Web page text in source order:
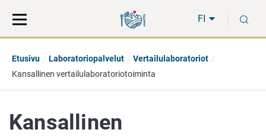
suoraan
sisältöön
koko
sivuston
FI
Etusivu Laboratoriopalvelut
Vertailulaboratoriot
Kansallinen vertailulaboratoriotoiminta
Kansallinen